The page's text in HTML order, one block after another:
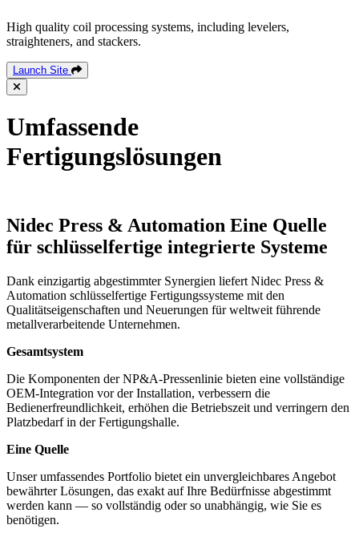
High quality coil processing systems, including levelers,
straighteners, and stackers.
Launch Site
Umfassende
Fertigungslösungen
Nidec Press & Automation Eine Quelle
für schlüsselfertige integrierte Systeme
Dank einzigartig abgestimmter Synergien liefert Nidec Press &
Automation schlüsselfertige Fertigungssysteme mit den
Qualitätseigenschaften und Neuerungen für weltweit führende
metallverarbeitende Unternehmen.
Gesamtsystem
Die Komponenten der NP&A-Pressenlinie bieten eine vollständige
OEM-Integration vor der Installation, verbessern die
Bedienerfreundlichkeit, erhöhen die Betriebszeit und verringern den
Platzbedarf in der Fertigungshalle.
Eine Quelle
Unser umfassendes Portfolio bietet ein unvergleichbares Angebot
bewährter Lösungen, das exakt auf Ihre Bedürfnisse abgestimmt
werden kann — so vollständig oder so unabhängig, wie Sie es
benötigen.